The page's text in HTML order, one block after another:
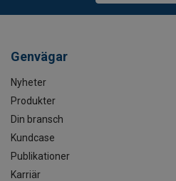
Genvägar
Nyheter
Produkter
Din bransch
Kundcase
Publikationer
Karriär